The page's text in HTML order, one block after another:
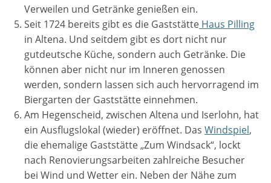
Verweilen und Getränke genießen ein.
Seit 1724 bereits gibt es die Gaststätte Haus Pilling
in Altena. Und seitdem gibt es dort nicht nur
gutdeutsche Küche, sondern auch Getränke. Die
können aber nicht nur im Inneren genossen
werden, sondern lassen sich auch hervorragend im
Biergarten der Gaststätte einnehmen.
Am Hegenscheid, zwischen Altena und Iserlohn, hat
ein Ausflugslokal (wieder) eröffnet. Das Windspiel,
die ehemalige Gaststätte „Zum Windsack“, lockt
nach Renovierungsarbeiten zahlreiche Besucher
bei Wind und Wetter ein. Neben der Nähe zum